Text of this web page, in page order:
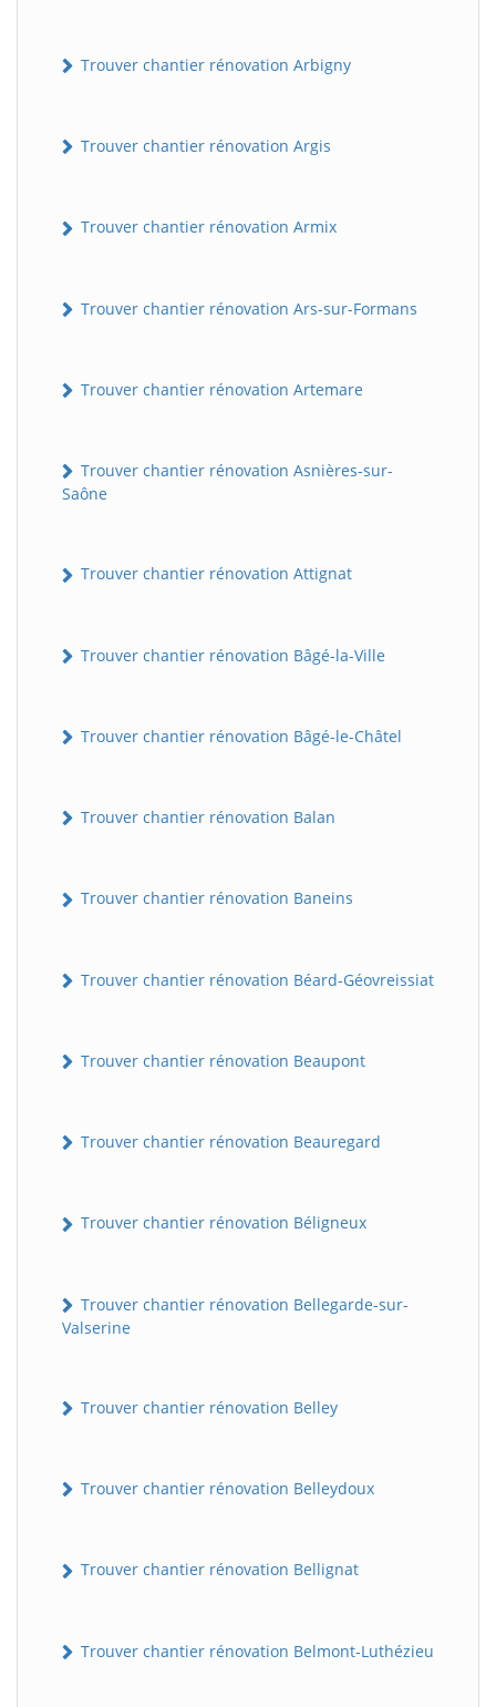
Trouver chantier rénovation Arbigny
Trouver chantier rénovation Argis
Trouver chantier rénovation Armix
Trouver chantier rénovation Ars-sur-Formans
Trouver chantier rénovation Artemare
Trouver chantier rénovation Asnières-sur-
Saône
Trouver chantier rénovation Attignat
Trouver chantier rénovation Bâgé-la-Ville
Trouver chantier rénovation Bâgé-le-Châtel
Trouver chantier rénovation Balan
Trouver chantier rénovation Baneins
Trouver chantier rénovation Béard-Géovreissiat
Trouver chantier rénovation Beaupont
Trouver chantier rénovation Beauregard
Trouver chantier rénovation Béligneux
Trouver chantier rénovation Bellegarde-sur-
Valserine
Trouver chantier rénovation Belley
Trouver chantier rénovation Belleydoux
Trouver chantier rénovation Bellignat
Trouver chantier rénovation Belmont-Luthézieu